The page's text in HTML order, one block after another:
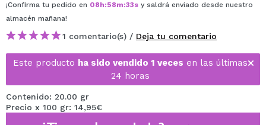
¡Confirma tu pedido en 08h:58m:33s y saldrá enviado desde nuestro
almacén mañana!
1 comentario(s) / Deja tu comentario
Este producto ha sido vendido 1 veces en las últimas
24 horas
Contenido: 20.00 gr
Precio x 100 gr: 14,95€